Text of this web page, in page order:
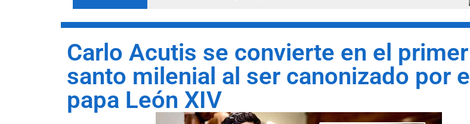
‎Carlo Acutis se convierte en el primer
santo milenial al ser canonizado por el
papa León XIV